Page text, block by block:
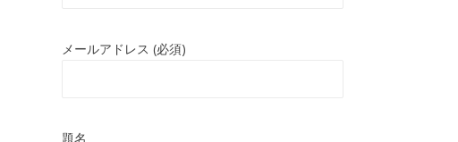
メールアドレス (必須)
題名